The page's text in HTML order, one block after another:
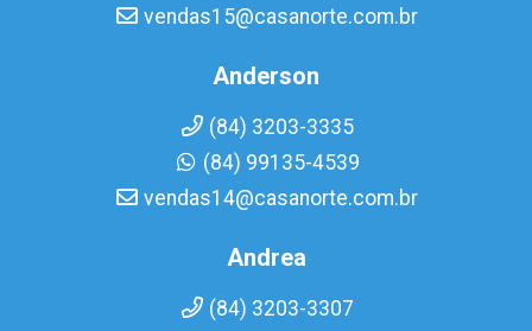
vendas15@casanorte.com.br
Anderson
(84) 3203-3335
(84) 99135-4539
vendas14@casanorte.com.br
Andrea
(84) 3203-3307